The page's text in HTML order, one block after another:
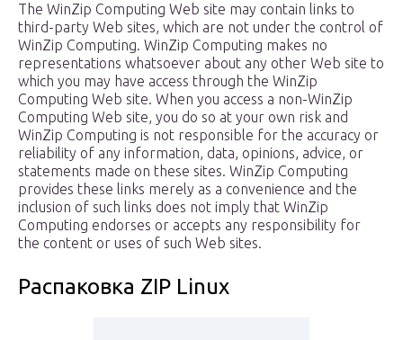
The WinZip Computing Web site may contain links to
third-party Web sites, which are not under the control of
WinZip Computing. WinZip Computing makes no
representations whatsoever about any other Web site to
which you may have access through the WinZip
Computing Web site. When you access a non-WinZip
Computing Web site, you do so at your own risk and
WinZip Computing is not responsible for the accuracy or
reliability of any information, data, opinions, advice, or
statements made on these sites. WinZip Computing
provides these links merely as a convenience and the
inclusion of such links does not imply that WinZip
Computing endorses or accepts any responsibility for
the content or uses of such Web sites.
Распаковка ZIP Linux